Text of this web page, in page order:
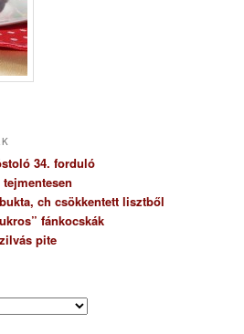
34. forduló
ch csökkentett lisztből
fánkocskák
pite